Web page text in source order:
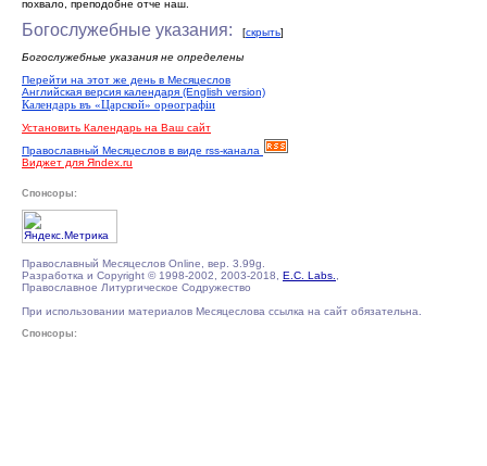
похвало, преподобне отче наш.
Богослужебные указания: [скрыть]
Богослужебные указания не определены
Перейти на этот же день в Месяцеслов
Английская версия календаря (English version)
Календарь въ «Царской» орѳографiи
Установить Календарь на Ваш сайт
Православный Месяцеслов в виде rss-канала
Виджет для Яndex.ru
Спонсоры:
Православный Месяцеслов Online, вер. 3.99g.
Разработка и Copyright © 1998-2002, 2003-2018, E.C. Labs.
Православное Литургическое Содружество
При использовании материалов Месяцеслова ссылка на сайт обязательна.
Спонсоры: